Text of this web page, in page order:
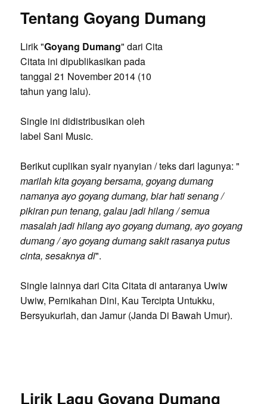
Tentang Goyang Dumang
Lirik "Goyang Dumang" dari Cita
Citata ini dipublikasikan pada
tanggal 21 November 2014 (10
tahun yang lalu).
Single ini didistribusikan oleh
label Sani Music.
Berikut cuplikan syair nyanyian / teks dari lagunya: "
marilah kita goyang bersama, goyang dumang
namanya ayo goyang dumang, biar hati senang /
pikiran pun tenang, galau jadi hilang / semua
masalah jadi hilang ayo goyang dumang, ayo goyang
dumang / ayo goyang dumang sakit rasanya putus
cinta, sesaknya di".
Single lainnya dari Cita Citata di antaranya Uwiw
Uwiw, Pernikahan Dini, Kau Tercipta Untukku,
Bersyukurlah, dan Jamur (Janda Di Bawah Umur).
Lirik Lagu Goyang Dumang